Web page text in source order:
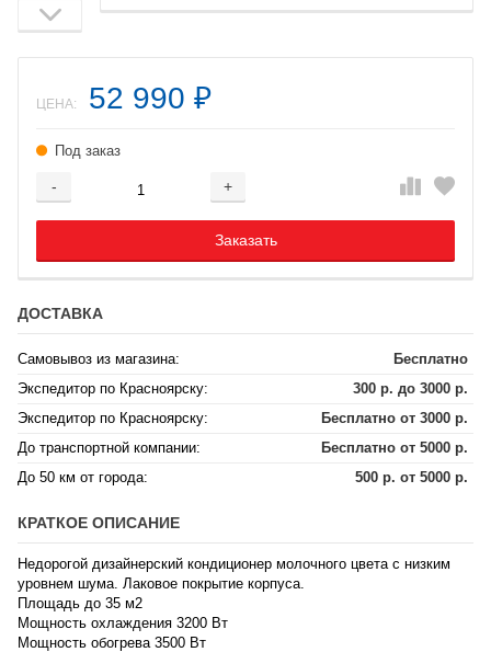
ЦЕНА: 52 990 ₽
Под заказ
- +
Добавляется...
Заказать
Добавлен
ДОСТАВКА
Самовывоз из магазина:
Бесплатно
Экспедитор по Красноярску:
300 р. до 3000 р.
Экспедитор по Красноярску:
Бесплатно от 3000 р.
До транспортной компании:
Бесплатно от 5000 р.
До 50 км от города:
500 р. от 5000 р.
КРАТКОЕ ОПИСАНИЕ
Недорогой дизайнерский кондиционер молочного цвета с низким
уровнем шума. Лаковое покрытие корпуса.
Площадь до 35 м2
Мощность охлаждения 3200 Вт
Мощность обогрева 3500 Вт